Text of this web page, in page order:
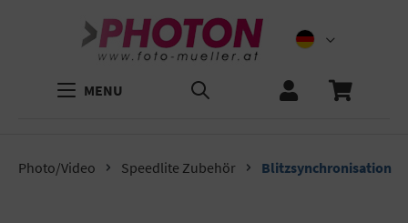
MENU
Photo/Video Speedlite Zubehör Blitzsynchronisation